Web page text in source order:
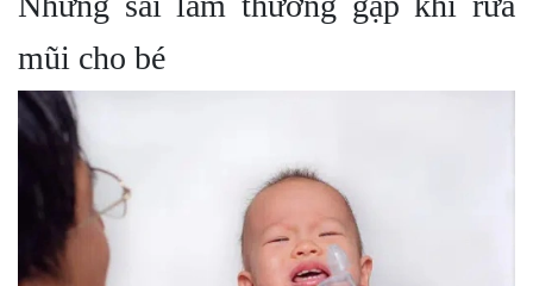
mũi cho bé